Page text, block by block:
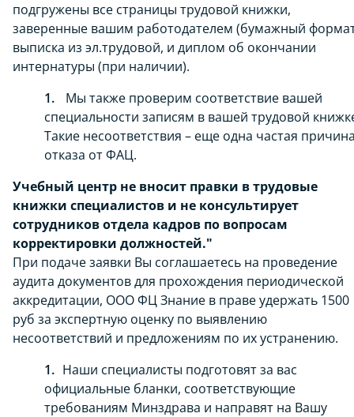
подгружены все страницы трудовой книжки,
заверенные вашим работодателем (бумажный
выписка из эл.трудовой, и диплом об окончании
интернатуры (при наличии).
Мы также проверим соответствие вашей
специальности записям в вашей трудовой
Такие несоответствия – еще одна частая
отказа от ФАЦ.
Учебный центр не вносит правки в трудовые
книжки специалистов и не консультирует
сотрудников отдела кадров по вопросам
корректировки должностей."
При подаче заявки Вы соглашаетесь на проведение
аудита документов для прохождения периодической
аккредитации, ООО ФЦ Знание в праве удержать 1500
руб за экспертную оценку по выявлению
несоответствий и предложениям по их устранению.
Наши специалисты подготовят за вас
официальные бланки, соответствующие
требованиям Минздрава и направят на Вашу